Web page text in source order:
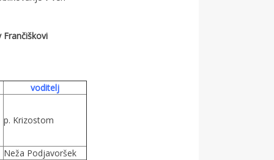
voditelj
p. Krizostom
Neža Podjavoršek